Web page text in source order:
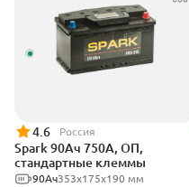
4.6 Россия
Spark 90Ач 750А, ОП,
стандартные клеммы
353х175х190 мм
90Ач